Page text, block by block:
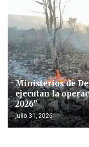
Ministerios de
ejecutan la
2026”
julio 31, 2026